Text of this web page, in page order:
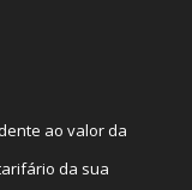
ao valor da
da sua